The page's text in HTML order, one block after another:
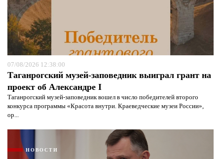
07/08/2026 12:38:00
Таганрогский музей-заповедник выиграл грант на
проект об Александре I
Таганрогский музей-заповедник вошел в число победителей второго
конкурса программы «Красота внутри. Краеведческие музеи России»,
ор...
НОВОСТИ